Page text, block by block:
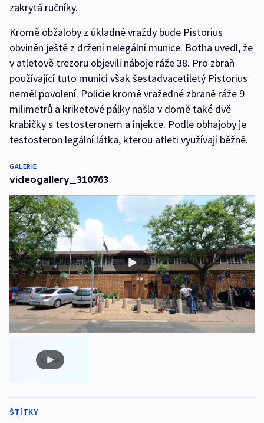
zakrytá ručníky.
Kromě obžaloby z úkladné vraždy bude Pistorius
obviněn ještě z držení nelegální munice. Botha uvedl, že
v atletově trezoru objevili náboje ráže 38. Pro zbraň
používající tuto munici však šestadvacetiletý Pistorius
neměl povolení. Policie kromě vražedné zbraně ráže 9
milimetrů a kriketové pálky našla v domě také dvě
krabičky s testosteronem a injekce. Podle obhajoby je
testosteron legální látka, kterou atleti využívají běžně.
GALERIE
videogallery_310763
ŠTÍTKY